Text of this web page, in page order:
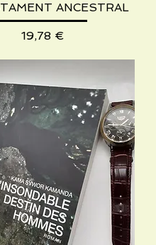
ANCESTRAL
Preis
19,78 €